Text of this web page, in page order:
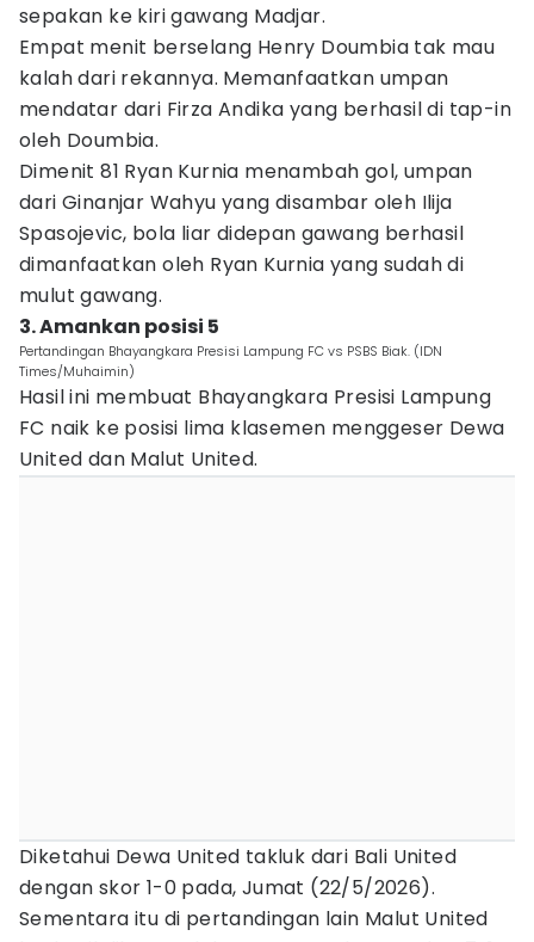
sepakan ke kiri gawang Madjar.
Empat menit berselang Henry Doumbia tak mau
kalah dari rekannya. Memanfaatkan umpan
mendatar dari Firza Andika yang berhasil di tap-in
oleh Doumbia.
Dimenit 81 Ryan Kurnia menambah gol, umpan
dari Ginanjar Wahyu yang disambar oleh Ilija
Spasojevic, bola liar didepan gawang berhasil
dimanfaatkan oleh Ryan Kurnia yang sudah di
mulut gawang.
3. Amankan posisi 5
Pertandingan Bhayangkara Presisi Lampung FC vs PSBS Biak. (IDN
Times/Muhaimin)
Hasil ini membuat Bhayangkara Presisi Lampung
FC naik ke posisi lima klasemen menggeser Dewa
United dan Malut United.
Diketahui Dewa United takluk dari Bali United
dengan skor 1-0 pada, Jumat (22/5/2026).
Sementara itu di pertandingan lain Malut United